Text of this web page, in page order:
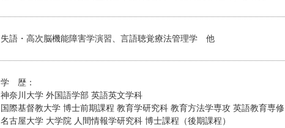
失語・高次脳機能障害学演習、言語聴覚療法管理学 他
学 歴：
神奈川大学 外国語学部 英語英文学科
国際基督教大学 博士前期課程 教育学研究科 教育方法学専攻 英語教育専修
名古屋大学 大学院 人間情報学研究科 博士課程（後期課程）